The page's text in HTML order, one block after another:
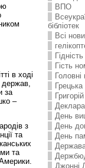
в ході
за
–
з
та
та
ВПО
бібліотек
Всі
Гідність
Гість
День
День
День
Джонні